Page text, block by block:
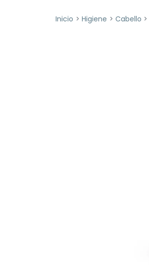
Inicio Higiene Cabello